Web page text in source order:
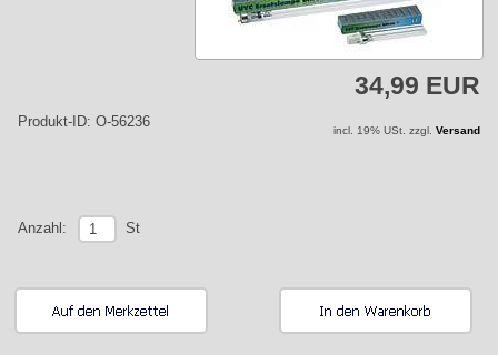
34,99 EUR
Produkt-ID: O-56236
incl. 19% USt. zzgl. Versand
Anzahl: St